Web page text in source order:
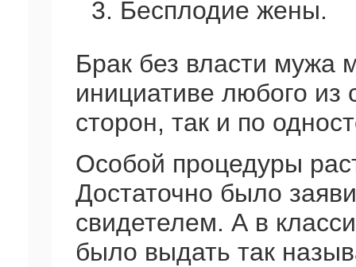
3. Бесплодие жены.
Брак без власти мужа
инициативе любого из
сторон, так и по
Особой процедуры
Достаточно было
свидетелем. А в
было выдать так